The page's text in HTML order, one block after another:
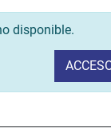
disponible.